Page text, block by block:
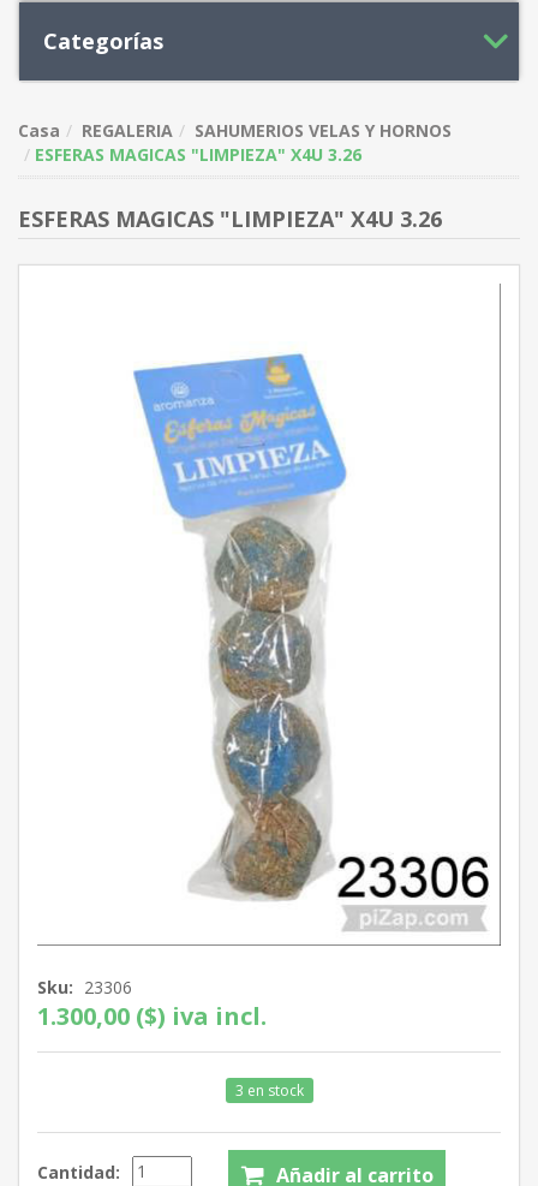
Categorías
Casa REGALERIA
SAHUMERIOS VELAS Y HORNOS
ESFERAS MAGICAS "LIMPIEZA" X4U 3.26
ESFERAS MAGICAS "LIMPIEZA" X4U 3.26
Sku: 23306
1.300,00 ($) iva incl.
3 en stock
Cantidad: